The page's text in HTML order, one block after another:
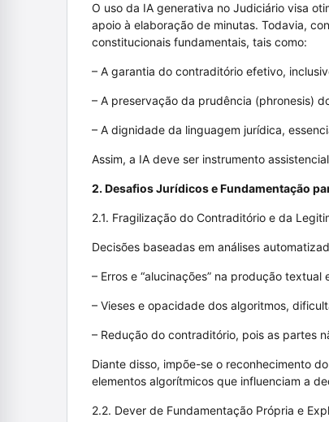
O uso da IA generativa no Judiciário visa
apoio à elaboração de minutas. Todavia,
constitucionais fundamentais, tais como:
– A garantia do contraditório efetivo,
– A preservação da prudência (phronesis)
– A dignidade da linguagem jurídica,
Assim, a IA deve ser instrumento
2. Desafios Jurídicos e Fundamentação
2.1. Fragilização do Contraditório e da
Decisões baseadas em análises
– Erros e “alucinações” na produção textual
– Vieses e opacidade dos algoritmos,
– Redução do contraditório, pois as partes
Diante disso, impõe-se o reconhecimento
elementos algorítmicos que influenciam a
2.2. Dever de Fundamentação Própria e